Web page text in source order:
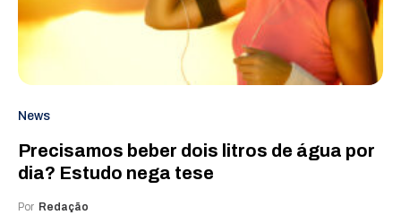
News
Precisamos beber dois litros de água por
dia? Estudo nega tese
Por Redação